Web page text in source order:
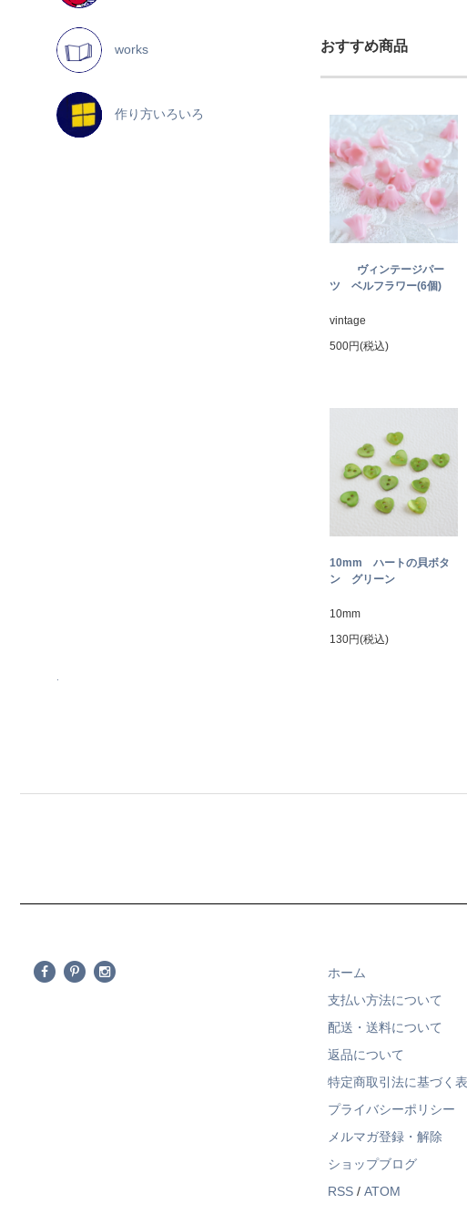
works
作り方いろいろ
おすすめ商品
ヴィンテージパー
ツ ベルフラワー(6個)
vintage
500円(税込)
10mm ハートの貝ボタ
ン グリーン
10mm
130円(税込)
ホーム
支払い方法について
配送・送料について
返品について
特定商取引法に基づく
プライバシーポリシー
メルマガ登録・解除
ショップブログ
RSS / ATOM